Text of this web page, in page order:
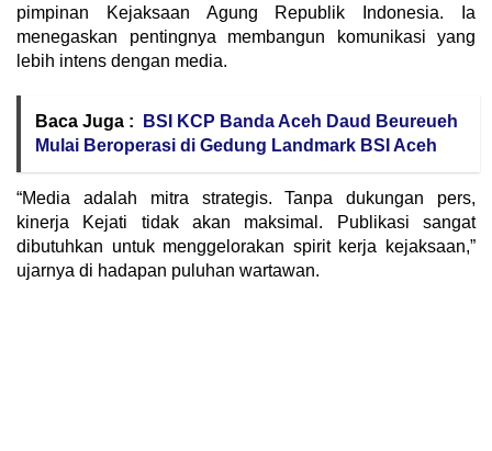
pimpinan Kejaksaan Agung Republik Indonesia. Ia
menegaskan pentingnya membangun komunikasi yang
lebih intens dengan media.
Baca Juga :
BSI KCP Banda Aceh Daud Beureueh
Mulai Beroperasi di Gedung Landmark BSI Aceh
“Media adalah mitra strategis. Tanpa dukungan pers,
kinerja Kejati tidak akan maksimal. Publikasi sangat
dibutuhkan untuk menggelorakan spirit kerja kejaksaan,”
ujarnya di hadapan puluhan wartawan.